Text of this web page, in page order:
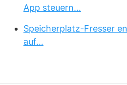
App steuern…
Speicherplatz-Fresser
auf…